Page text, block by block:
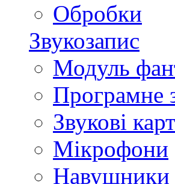
Обробки
Звукозапис
Модуль
Програмне
Звукові
Мікрофони
Навушники